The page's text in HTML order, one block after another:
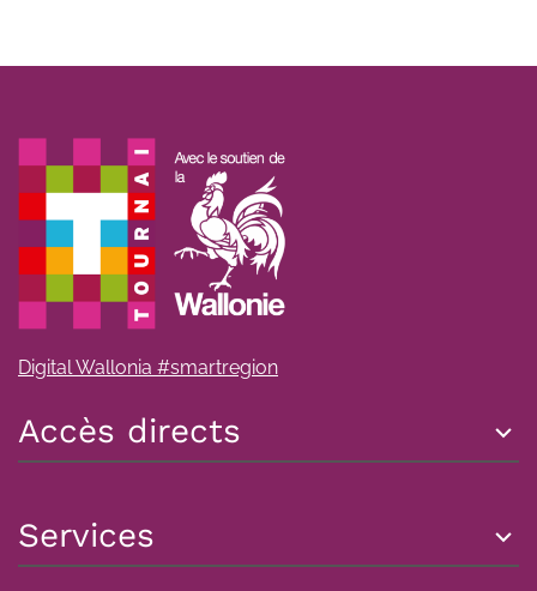
Digital Wallonia #smartregion
Accès directs
Services